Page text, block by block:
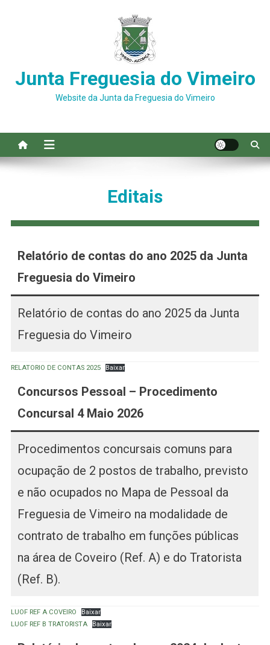
Junta Freguesia do Vimeiro
Website da Junta da Freguesia do Vimeiro
Editais
Relatório de contas do ano 2025 da Junta
Freguesia do Vimeiro
Relatório de contas do ano 2025 da Junta
Freguesia do Vimeiro
RELATORIO DE CONTAS 2025 Baixar
Concursos Pessoal – Procedimento
Concursal 4 Maio 2026
Procedimentos concursais comuns para
ocupação de 2 postos de trabalho, previsto
e não ocupados no Mapa de Pessoal da
Freguesia de Vimeiro na modalidade de
contrato de trabalho em funções públicas
na área de Coveiro (Ref. A) e do Tratorista
(Ref. B).
LUOF REF A COVEIRO
Baixar
LUOF REF B TRATORISTA
Baixar